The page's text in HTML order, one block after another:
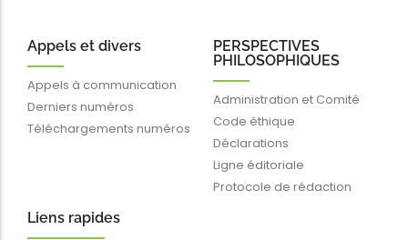
Appels et divers
Appels à communication
Derniers numéros
Téléchargements numéros
PERSPECTIVES
PHILOSOPHIQUES
Administration et Comité
Code éthique
Déclarations
Ligne éditoriale
Protocole de rédaction
Liens rapides